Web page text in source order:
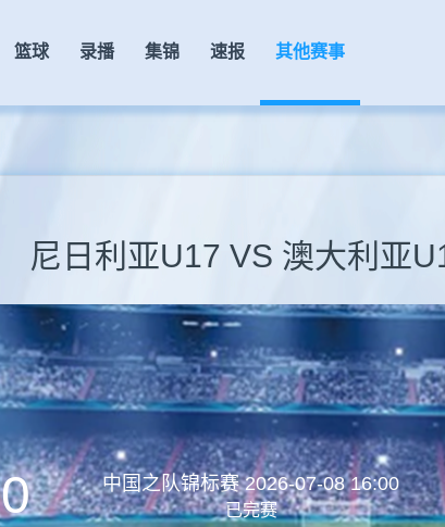
篮球 录播 集锦 速报 其他赛事
尼日利亚U17 VS 澳大利亚
0 中国之队锦标赛2026-07-08 16:00
已完赛